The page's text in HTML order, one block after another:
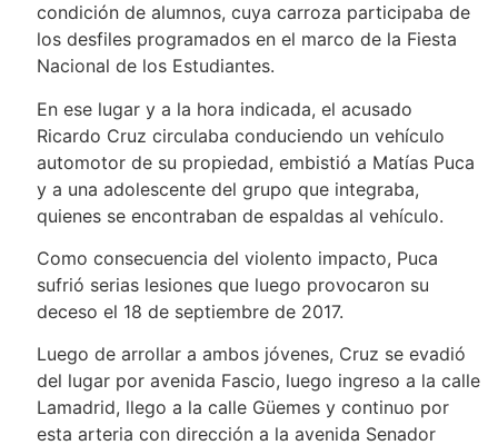
condición de alumnos, cuya carroza participaba de
los desfiles programados en el marco de la Fiesta
Nacional de los Estudiantes.
En ese lugar y a la hora indicada, el acusado
Ricardo Cruz circulaba conduciendo un vehículo
automotor de su propiedad, embistió a Matías Puca
y a una adolescente del grupo que integraba,
quienes se encontraban de espaldas al vehículo.
Como consecuencia del violento impacto, Puca
sufrió serias lesiones que luego provocaron su
deceso el 18 de septiembre de 2017.
Luego de arrollar a ambos jóvenes, Cruz se evadió
del lugar por avenida Fascio, luego ingreso a la calle
Lamadrid, llego a la calle Güemes y continuo por
esta arteria con dirección a la avenida Senador